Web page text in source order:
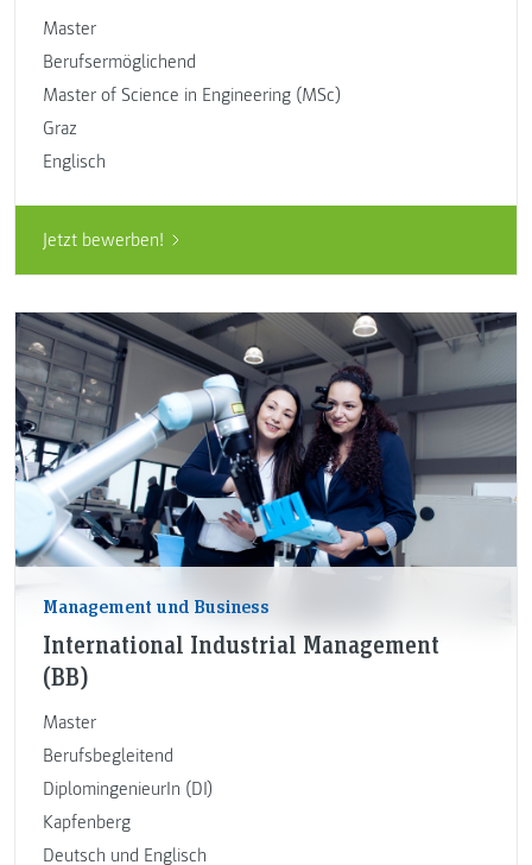
Master
Berufsermöglichend
Master of Science in Engineering (MSc)
Graz
Englisch
Jetzt bewerben!
Management und Business
International Industrial Management
(BB)
Master
Berufsbegleitend
DiplomingenieurIn (DI)
Kapfenberg
Deutsch und Englisch